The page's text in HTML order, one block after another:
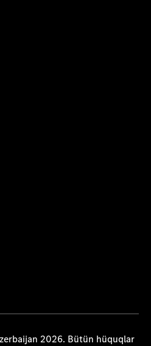
2026. Bütün hüquqlar